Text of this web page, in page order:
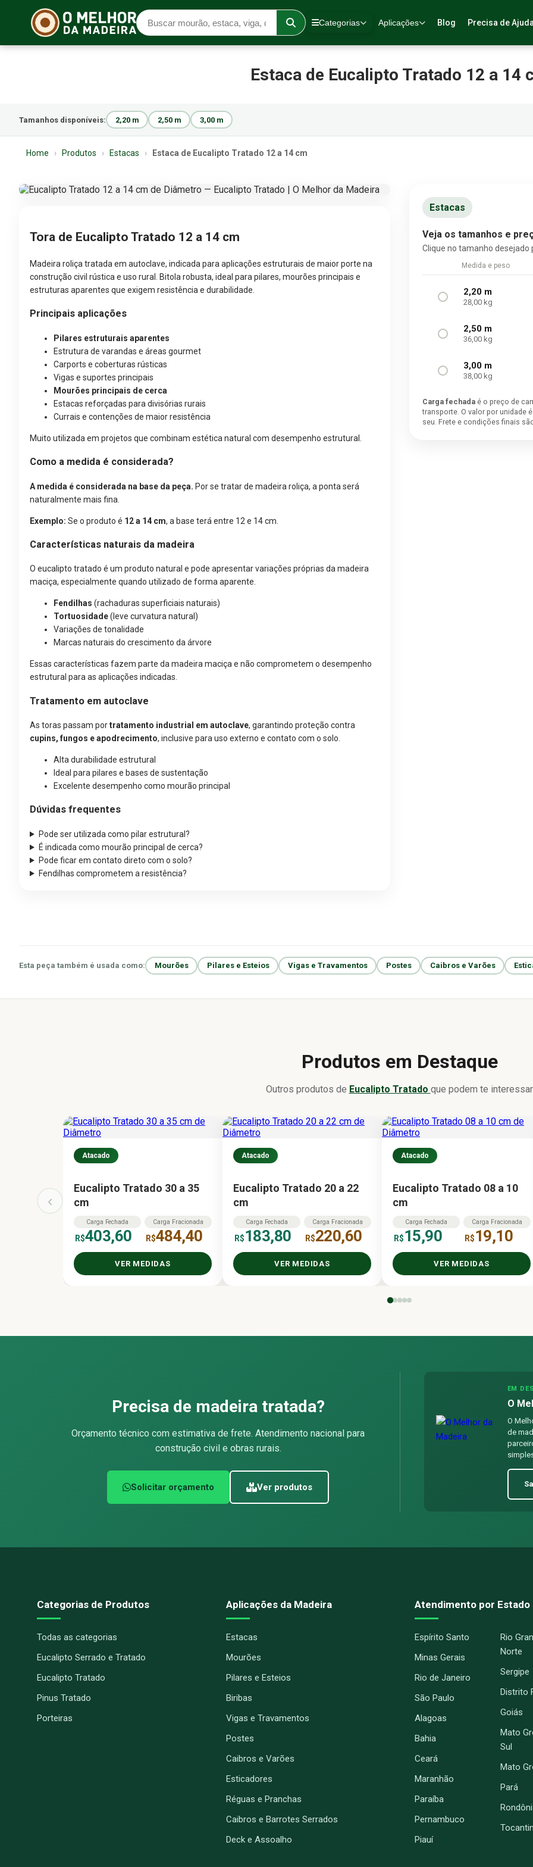
Categorias Aplicações Blog Precisa de
Estaca de Eucalipto Tratado 12 a 14
Tamanhos disponíveis: 2,20 m 2,50 m 3,00 m
Home › Produtos › Estacas › Estaca de Eucalipto Tratado 12 a 14 cm
Tora de Eucalipto Tratado 12 a 14 cm
Madeira roliça tratada em autoclave, indicada para aplicações estruturais de maior porte na
construção civil rústica e uso rural. Bitola robusta, ideal para pilares, mourões principais e
estruturas aparentes que exigem resistência e durabilidade.
Principais aplicações
Pilares estruturais aparentes
Estrutura de varandas e áreas gourmet
Carports e coberturas rústicas
Vigas e suportes principais
Mourões principais de cerca
Estacas reforçadas para divisórias rurais
Currais e contenções de maior resistência
Muito utilizada em projetos que combinam estética natural com desempenho estrutural.
Como a medida é considerada?
A medida é considerada na base da peça. Por se tratar de madeira roliça, a ponta será
naturalmente mais fina.
Exemplo: Se o produto é 12 a 14 cm, a base terá entre 12 e 14 cm.
Características naturais da madeira
O eucalipto tratado é um produto natural e pode apresentar variações próprias da madeira
maciça, especialmente quando utilizado de forma aparente.
Fendilhas (rachaduras superficiais naturais)
Tortuosidade(leve curvatura natural)
Variações de tonalidade
Marcas naturais do crescimento da árvore
Essas características fazem parte da madeira maciça e não comprometem o desempenho
estrutural para as aplicações indicadas.
Tratamento em autoclave
As toras passam portratamento industrial em autoclave, garantindo proteção contra
cupins, fungos e apodrecimento, inclusive para uso externo e contato com o solo.
Alta durabilidade estrutural
Ideal para pilares e bases de sustentação
Excelente desempenho como mourão principal
Dúvidas frequentes
Pode ser utilizada como pilar estrutural?
É indicada como mourão principal de cerca?
Pode ficar em contato direto com o solo?
Fendilhas comprometem a resistência?
Estacas
Veja os tamanhos e
Clique no tamanho
Medida e peso
2,20 m
28,00 kg
2,50 m
36,00 kg
3,00 m
38,00 kg
Carga fechada é o preço de
transporte. O valor por unidade
seu. Frete e condições finais
Esta peça também é usada como: Mourões Pilares e Esteios Vigas e Travamentos Postes Caibros e Varões
Produtos em Destaque
Outros produtos de Eucalipto Tratado que podem te interessar.
‹
Atacado
Eucalipto Tratado 30 a 35
cm
Carga Fechada
R$403,60
Carga Fracionada
R$484,40
VER MEDIDAS
Atacado
Eucalipto Tratado 20 a 22
cm
Carga Fechada
R$183,80
Carga Fracionada
R$220,60
VER MEDIDAS
Atacado
Eucalipto Tratado 08 a 10
cm
Carga Fechada
R$15,90
Carga Fracionada
R$19,10
VER MEDIDAS
Precisa de madeira tratada?
Orçamento técnico com estimativa de frete. Atendimento nacional para
construção civil e obras rurais.
Solicitar orçamento Ver produtos
EM
O
O
de
Categorias de Produtos
Todas as categorias
Eucalipto Serrado e Tratado
Eucalipto Tratado
Pinus Tratado
Porteiras
Aplicações da Madeira
Estacas
Mourões
Pilares e Esteios
Biribas
Vigas e Travamentos
Postes
Caibros e Varões
Esticadores
Réguas e Pranchas
Caibros e Barrotes Serrados
Deck e Assoalho
Atendimento por Estado
Espírito Santo
Minas Gerais
Rio de Janeiro
São Paulo
Alagoas
Bahia
Ceará
Maranhão
Paraíba
Pernambuco
Piauí
Rio
Norte
Sergipe
Distrito
Goiás
Mato
Sul
Mato
Pará